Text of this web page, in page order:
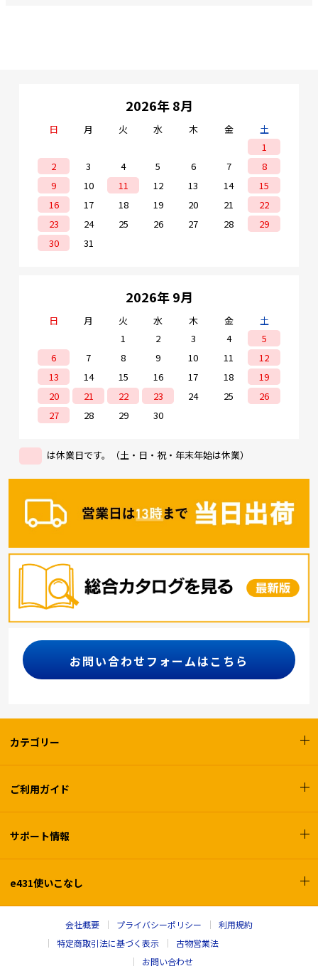
2026年 8月
日 月 火 水 木 金
土
1
2
3 4 5 6 7
8
9
10 11 12 13 14
15
16
17 18 19 20 21
22
23
24 25 26 27 28
29
30
31
2026年 9月
日 月 火 水 木 金
土
1
2 3 4
5
6
7 8 9 10 11
12
13
14 15 16 17 18
19
20
21 22 23 24 25
26
27
28 29 30
は休業日です。（土・日・祝・年末年始は休業）
お問い合わせフォームはこちら
カテゴリー
ご利用ガイド
サポート情報
e431使いこなし
会社概要 プライバシーポリシー
利用規約
特定商取引法に基づく表示
古物営業法
お問い合わせ